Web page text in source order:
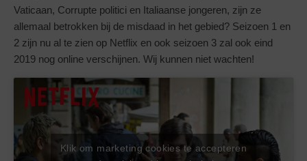
Vaticaan, Corrupte politici en Italiaanse jongeren, zijn ze
allemaal betrokken bij de misdaad in het gebied? Seizoen 1 en
2 zijn nu al te zien op Netflix en ook seizoen 3 zal ook eind
2019 nog online verschijnen. Wij kunnen niet wachten!
Klik om marketing cookies te accepteren